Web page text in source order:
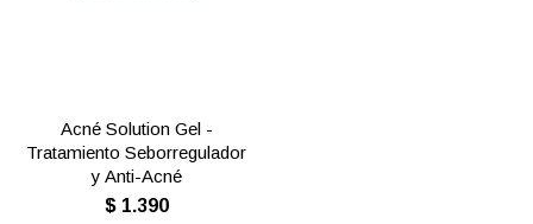
Acné Solution Gel -
Tratamiento Seborregulador
y Anti-Acné
$ 1.390